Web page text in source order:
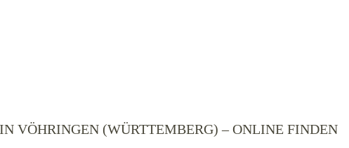
VÖHRINGEN (WÜRTTEMBERG) – ONLINE FINDEN